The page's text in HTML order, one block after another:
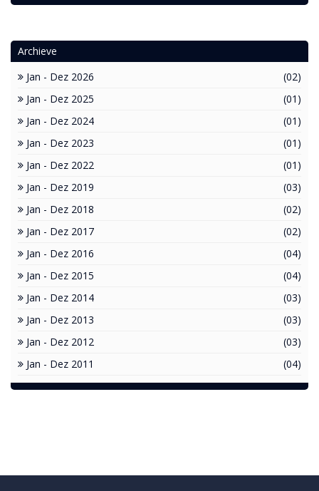
Archieve
Jan - Dez 2026
(02)
Jan - Dez 2025
(01)
Jan - Dez 2024
(01)
Jan - Dez 2023
(01)
Jan - Dez 2022
(01)
Jan - Dez 2019
(03)
Jan - Dez 2018
(02)
Jan - Dez 2017
(02)
Jan - Dez 2016
(04)
Jan - Dez 2015
(04)
Jan - Dez 2014
(03)
Jan - Dez 2013
(03)
Jan - Dez 2012
(03)
Jan - Dez 2011
(04)